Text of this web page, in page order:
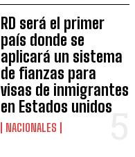
RD será el primer
país donde se
aplicará un sistema
de fianzas para
visas de inmigrantes
en Estados unidos
NACIONALES